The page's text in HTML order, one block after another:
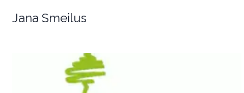
Jana Smeilus